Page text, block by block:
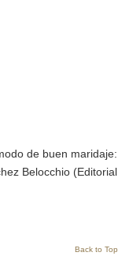
de buen maridaje:
Belocchio (Editorial
Back to Top